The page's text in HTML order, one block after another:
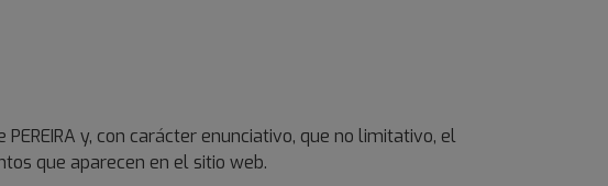
y, con carácter enunciativo, que no limitativo, el
que aparecen en el sitio web.